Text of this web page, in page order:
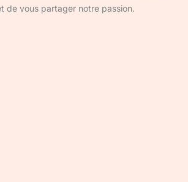
de vous partager notre passion.